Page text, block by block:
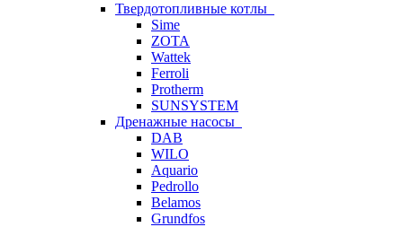
Твердотопливные котлы
Sime
ZOTA
Wattek
Ferroli
Protherm
SUNSYSTEM
Дренажные насосы
DAB
WILO
Aquario
Pedrollo
Belamos
Grundfos